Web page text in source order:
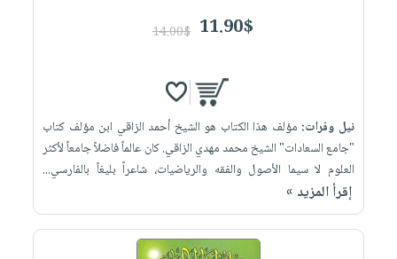
11.90$
14.00$
نيل وفرات: مؤلف هذا الكتاب هو الشيخ أحمد الزاقي ابن مؤلف كتاب
"جامع السعادات" الشيخ محمد مهدي الزاقي. كان عالماً فاضلاً جامعاً لأكثر
العلوم لا سيما الأصول والفقه والرياضيات، شاعراً بليغاً بالفارسي...
إقرأ المزيد »